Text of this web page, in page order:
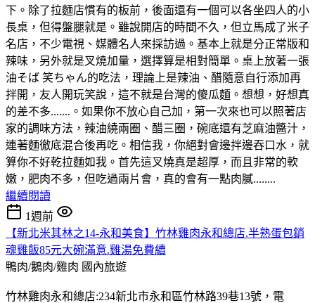
下。除了拉麵店慣有的板前，後面還有一個可以各坐四人的小
長桌，但得盤腿就是。雖說開店的時間不久，但立馬成了米子
名店，不少電視、媒體名人來採訪過。基本上就是分正常版和
辣味，另外就是叉燒加量，選擇算是相對簡單。桌上放著一張
油そば 笑ちゃん的吃法，理論上是辣油、醋隨意自行添加再
拌開，友人開玩笑說，這不就是台灣的傻瓜麵。想想，好想真
的差不多.......。如果你不放心自己加，第一次來也可以照著店
家的調味方法，辣油繞兩圈、醋三圈，碗底還有芝麻油醬汁，
連著麵徹底混合後再吃。相信我，你絕對會邊拌邊吞口水，就
算你不好乾拉麵如我。首先這叉燒真是超厚，而且非常的軟
嫩，肥肉不多，但吃過兩片會，真的會有一點肉膩........
繼續閱讀
1週前
【新北米其林之14-永和美食】竹林雞肉永和總店.半熟蛋包銷
魂雞飯85元大碗滿意.雞湯免費續
鴨肉/鵝肉/雞肉 國內旅遊
竹林雞肉永和總店:234新北市永和區竹林路39巷13號，電